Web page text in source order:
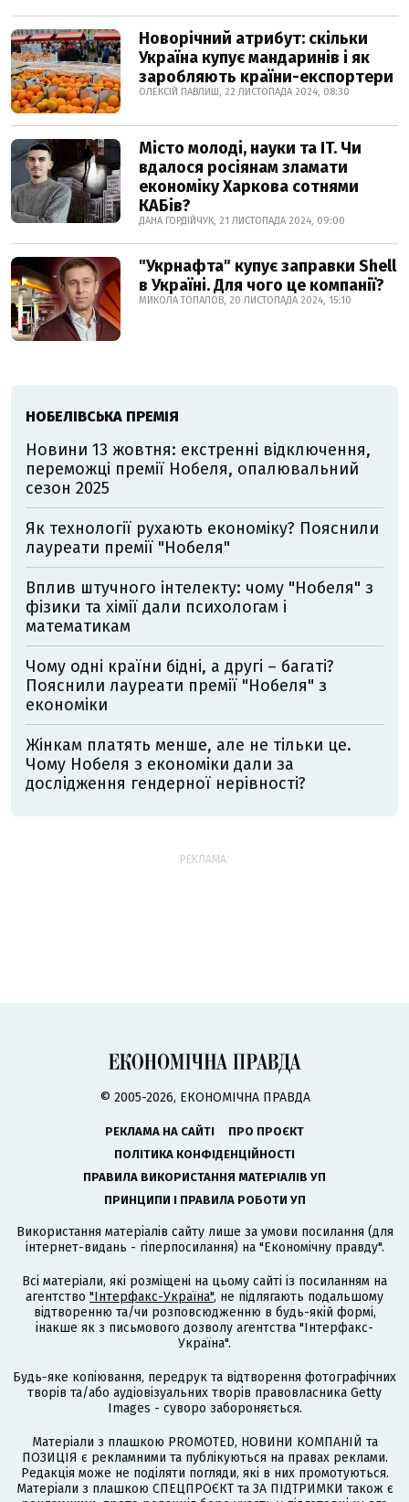
Новорічний атрибут: скільки
Україна купує мандаринів і як
заробляють країни-експортери
ОЛЕКСІЙ ПАВЛИШ, 22 ЛИСТОПАДА 2024, 08:30
Місто молоді, науки та IT. Чи
вдалося росіянам зламати
економіку Харкова сотнями
КАБів?
ДАНА ГОРДІЙЧУК, 21 ЛИСТОПАДА 2024, 09:00
"Укрнафта" купує заправки Shell
в Україні. Для чого це компанії?
МИКОЛА ТОПАЛОВ, 20 ЛИСТОПАДА 2024, 15:10
НОБЕЛІВСЬКА ПРЕМІЯ
Новини 13 жовтня: екстренні відключення,
переможці премії Нобеля, опалювальний
сезон 2025
Як технології рухають економіку? Пояснили
лауреати премії "Нобеля"
Вплив штучного інтелекту: чому "Нобеля" з
фізики та хімії дали психологам і
математикам
Чому одні країни бідні, а другі – багаті?
Пояснили лауреати премії "Нобеля" з
економіки
Жінкам платять менше, але не тільки це.
Чому Нобеля з економіки дали за
дослідження гендерної нерівності?
РЕКЛАМА:
© 2005-2026, ЕКОНОМІЧНА ПРАВДА
РЕКЛАМА НА САЙТІ
ПРО ПРОЄКТ
ПОЛІТИКА КОНФІДЕНЦІЙНОСТІ
ПРАВИЛА ВИКОРИСТАННЯ МАТЕРІАЛІВ УП
ПРИНЦИПИ І ПРАВИЛА РОБОТИ УП
Використання матеріалів сайту лише за умови посилання (для
інтернет-видань - гіперпосилання) на "Економічну правду".
Всі матеріали, які розміщені на цьому сайті із посиланням на
агентство "Інтерфакс-Україна", не підлягають подальшому
відтворенню та/чи розповсюдженню в будь-якій формі,
інакше як з письмового дозволу агентства "Інтерфакс-
Україна".
Будь-яке копіювання, передрук та відтворення фотографічних
творів та/або аудіовізуальних творів правовласника Getty
Images - суворо забороняється.
Матеріали з плашкою PROMOTED, НОВИНИ КОМПАНІЙ та
ПОЗИЦІЯ є рекламними та публікуються на правах реклами.
Редакція може не поділяти погляди, які в них промотуються.
Матеріали з плашкою СПЕЦПРОЄКТ та ЗА ПІДТРИМКИ також є